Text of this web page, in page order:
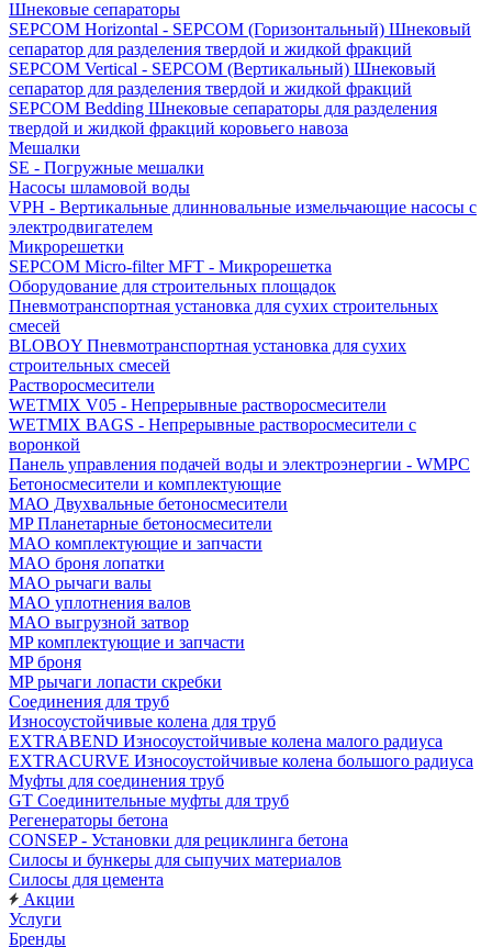
Шнековые сепараторы
SEPCOM Horizontal - SEPCOM (Горизонтальный) Шнековый
сепаратор для разделения твердой и жидкой фракций
SEPCOM Vertical - SEPCOM (Вертикальный) Шнековый
сепаратор для разделения твердой и жидкой фракций
SEPCOM Bedding Шнековые сепараторы для разделения
твердой и жидкой фракций коровьего навоза
Мешалки
SE - Погружные мешалки
Насосы шламовой воды
VPH - Вертикальные длинновальные измельчающие насосы с
электродвигателем
Микрорешетки
SEPCOM Micro-filter MFT - Микрорешетка
Оборудование для строительных площадок
Пневмотранспортная установка для сухих строительных
смесей
BLOBOY Пневмотранспортная установка для сухих
строительных смесей
Растворосмесители
WETMIX V05 - Непрерывные растворосмесители
WETMIX BAGS - Непрерывные растворосмесители с
воронкой
Панель управления подачей воды и электроэнергии - WMPC
Бетоносмесители и комплектующие
МАО Двухвальные бетоносмесители
MP Планетарные бетоносмесители
MAO комплектующие и запчасти
MAO броня лопатки
MAO рычаги валы
MAO уплотнения валов
MAO выгрузной затвор
MP комплектующие и запчасти
MP броня
MP рычаги лопасти скребки
Соединения для труб
Износоустойчивые колена для труб
EXTRABEND Износоустойчивые колена малого радиуса
EXTRACURVE Износоустойчивые колена большого радиуса
Муфты для соединения труб
GT Соединительные муфты для труб
Регенераторы бетона
CONSEP - Установки для рециклинга бетона
Силосы и бункеры для сыпучих материалов
Силосы для цемента
Акции
Услуги
Бренды